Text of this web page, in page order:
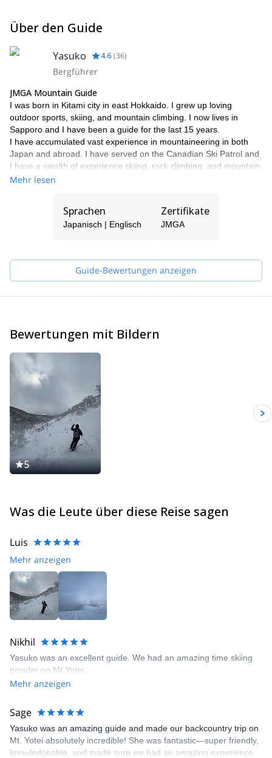
Über den Guide
Yasuko 4.6 (36)
Bergführer
JMGA Mountain Guide
I was born in Kitami city in east Hokkaido. I grew up loving
outdoor sports, skiing, and mountain climbing. I now lives in
Sapporo and I have been a guide for the last 15 years.
I have accumulated vast experience in mountaineering in both
Japan and abroad. I have served on the Canadian Ski Patrol and
I have a wealth of experience skiing, rock climbing, and mountain
climbing all over the world including Europe, North America, and
summer and backcountry skiing in the winter months. I have
climbed Mt. McKinley in the U.S., Mt. Manaslu and Mt. Ama-
Please contact me if you want to experience Japan walking,
climbing or skiing! I will be very happy to guide you here.
Mehr lesen
Sprachen
Japanisch | Englisch
Zertifikate
JMGA
Guide-Bewertungen anzeigen
Bewertungen mit Bildern
5
Was die Leute über diese Reise sagen
Luis
Mehr anzeigen
Nikhil
Yasuko was an excellent guide. We had an amazing time skiing
powder on Mt Yotei
Mehr anzeigen
Sage
Yasuko was an amazing guide and made our backcountry trip on
Mt. Yotei absolutely incredible! She was fantastic—super friendly,
knowledgeable, and made sure we had an amazing experience.